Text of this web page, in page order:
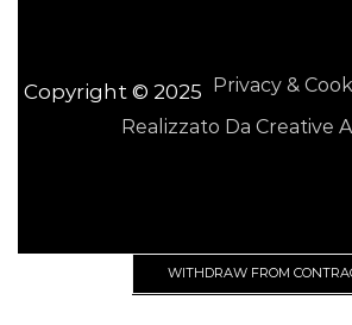
Copyright © 2025
Privacy &
Realizzato Da Creative
WITHDRAW FROM